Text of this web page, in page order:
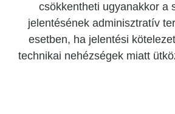
csökkentheti ugyanakkor a
jelentésének adminisztratív
esetben, ha jelentési
technikai nehézségek miatt